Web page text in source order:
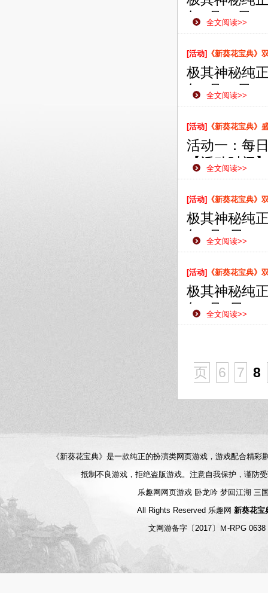
年7月16日
款网页游戏
侠之路更加
全文阅读>>
[活动] 《新葵花宝典》
极其神秘纯
年7月12日
款网页游戏
侠之路更加
全文阅读>>
[活动] 《新葵花宝典》
活动一：每
【活动时间
【活动范围
【活动内容
励。
【活动奖励
全文阅读>>
[活动] 《新葵花宝典》
极其神秘纯
年7月9日
款网页游戏
侠之路更加
全文阅读>>
[活动] 《新葵花宝典》
极其神秘纯
年7月5日
款网页游戏
全文阅读>>
页 6 7 8
《新葵花宝典》是一款纯正的扮演类网页游戏，游戏配合精
抵制不良游戏，拒绝盗版游戏。注意自我保护，谨防
乐趣网网页游戏 卧龙吟 梦回江湖 三
All Rights Reserved 乐趣网 新葵花宝
文网游备字〔2017〕Ｍ-RPG